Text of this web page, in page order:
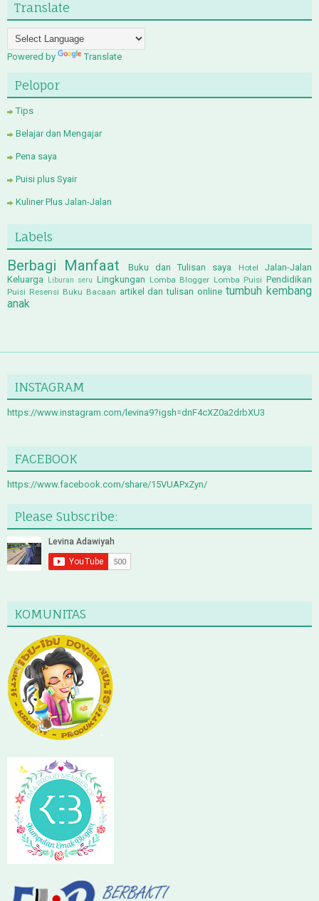
Translate
Powered by Translate
Pelopor
Tips
Belajar dan Mengajar
Pena saya
Puisi plus Syair
Kuliner Plus Jalan-Jalan
Labels
Berbagi Manfaat Buku dan Tulisan saya Hotel
Jalan-Jalan
Keluarga
Liburan seru Lingkungan Lomba Blogger Lomba Puisi Pendidikan
Puisi Resensi Buku Bacaan artikel dan tulisan online tumbuh kembang
anak
INSTAGRAM
https://www.instagram.com/levina9?igsh=dnF4cXZ0a2drbXU3
FACEBOOK
https://www.facebook.com/share/15VUAPxZyn/
Please Subscribe:
KOMUNITAS